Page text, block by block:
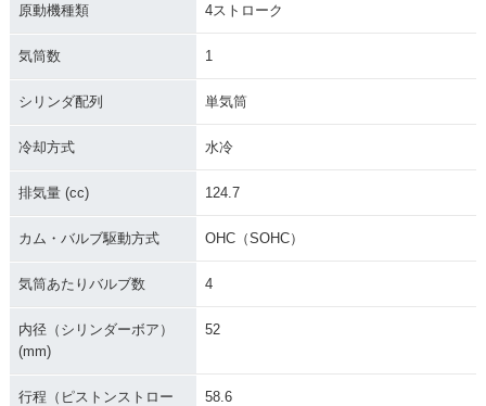
原動機種類 4ストローク
気筒数 1
シリンダ配列 単気筒
冷却方式 水冷
排気量 (cc) 124.7
カム・バルブ駆動方式 OHC（SOHC）
気筒あたりバルブ数 4
内径（シリンダーボア）
(mm)
52
行程（ピストンストロー
58.6